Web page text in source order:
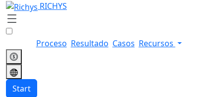
RICHYS
Proceso Resultado Casos Recursos
Start